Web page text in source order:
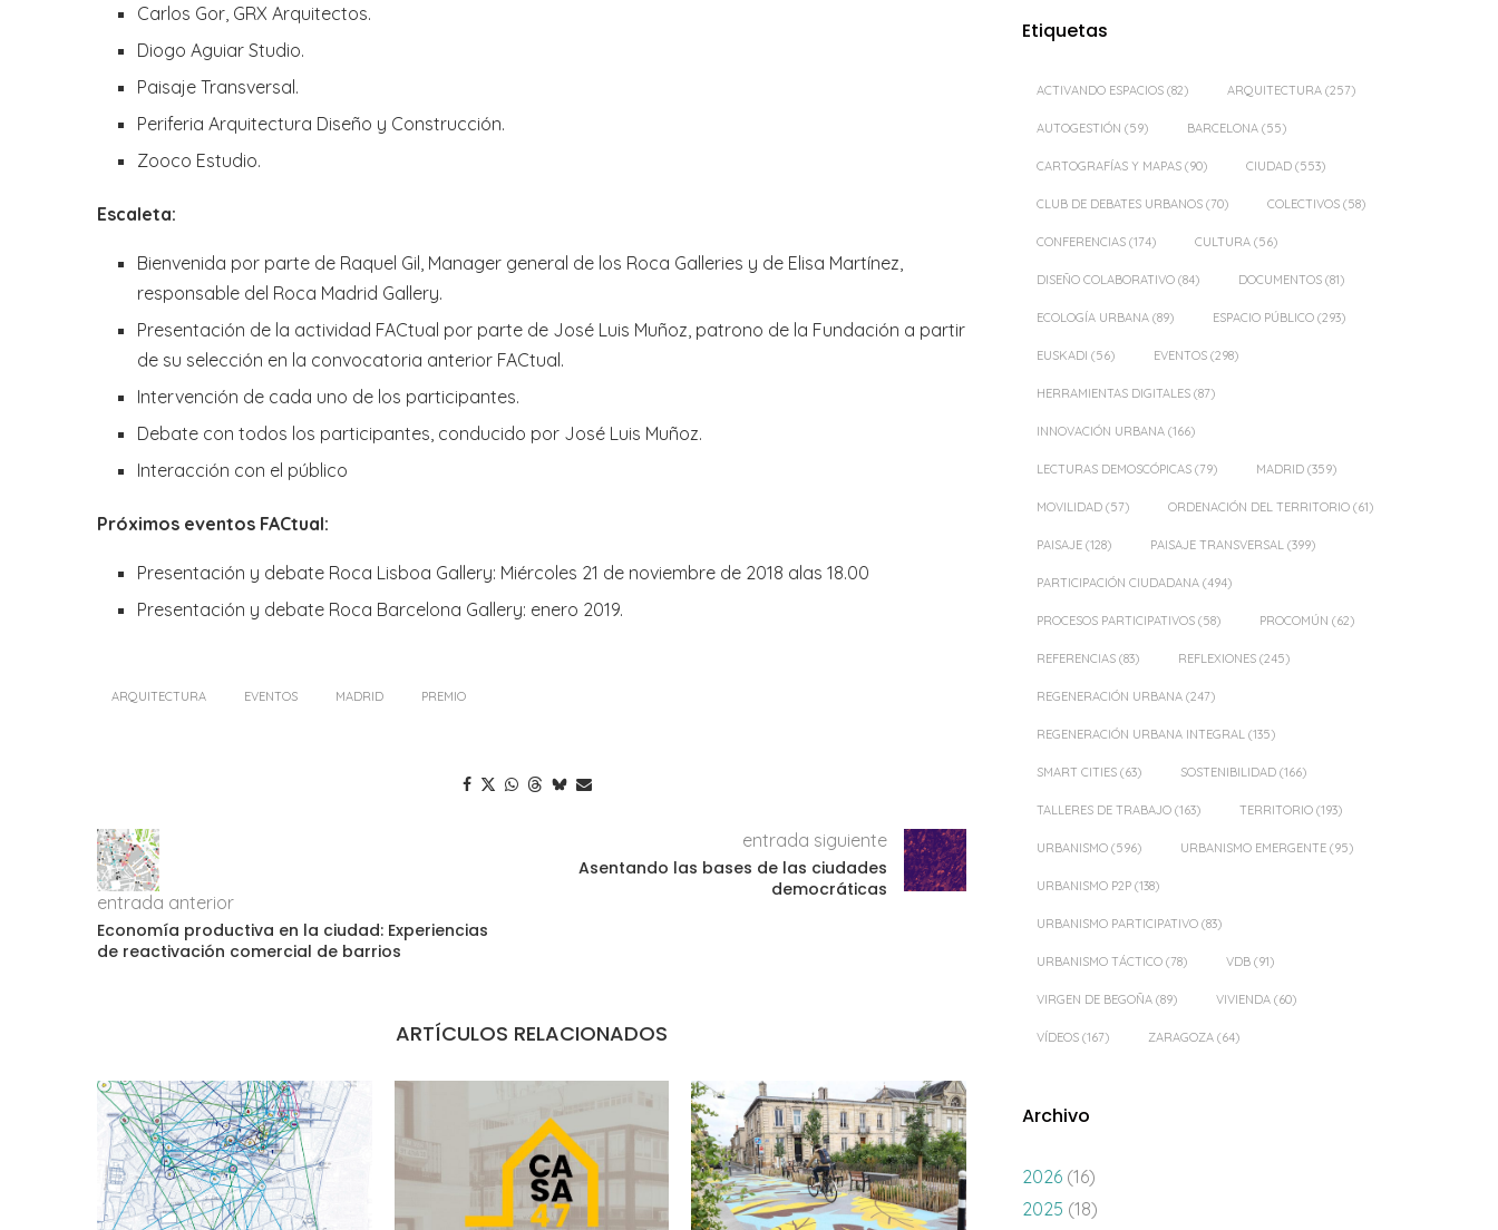
Carlos Gor, GRX Arquitectos.
Diogo Aguiar Studio.
Paisaje Transversal.
Periferia Arquitectura Diseño y Construcción.
Zooco Estudio.
Escaleta:
Bienvenida por parte de Raquel Gil, Manager general de los Roca Galleries y de Elisa Martínez,
responsable del Roca Madrid Gallery.
Presentación de la actividad FACtual por parte de José Luis Muñoz, patrono de la Fundación a partir
de su selección en la convocatoria anterior FACtual.
Intervención de cada uno de los participantes.
Debate con todos los participantes, conducido por José Luis Muñoz.
Interacción con el público
Próximos eventos FACtual:
Presentación y debate Roca Lisboa Gallery: Miércoles 21 de noviembre de 2018 alas 18.00
Presentación y debate Roca Barcelona Gallery: enero 2019.
ARQUITECTURA EVENTOS MADRID PREMIO
entrada anterior
Economía productiva en la ciudad: Experiencias
de reactivación comercial de barrios
entrada siguiente
Asentando las bases de las ciudades
democráticas
ARTÍCULOS RELACIONADOS
Etiquetas
ACTIVANDO ESPACIOS (82) ARQUITECTURA (257)
AUTOGESTIÓN (59) BARCELONA (55)
CARTOGRAFÍAS Y MAPAS (90) CIUDAD (553)
CLUB DE DEBATES URBANOS (70) COLECTIVOS (58)
CONFERENCIAS (174) CULTURA (56)
DISEÑO COLABORATIVO (84) DOCUMENTOS (81)
ECOLOGÍA URBANA (89) ESPACIO PÚBLICO (293)
EUSKADI (56) EVENTOS (298)
HERRAMIENTAS DIGITALES (87)
INNOVACIÓN URBANA (166)
LECTURAS DEMOSCÓPICAS (79) MADRID (359)
MOVILIDAD (57) ORDENACIÓN DEL TERRITORIO (61)
PAISAJE (128) PAISAJE TRANSVERSAL (399)
PARTICIPACIÓN CIUDADANA (494)
PROCESOS PARTICIPATIVOS (58) PROCOMÚN (62)
REFERENCIAS (83) REFLEXIONES (245)
REGENERACIÓN URBANA (247)
REGENERACIÓN URBANA INTEGRAL (135)
SMART CITIES (63) SOSTENIBILIDAD (166)
TALLERES DE TRABAJO (163) TERRITORIO (193)
URBANISMO (596) URBANISMO EMERGENTE (95)
URBANISMO P2P (138)
URBANISMO PARTICIPATIVO (83)
URBANISMO TÁCTICO (78) VDB (91)
VIRGEN DE BEGOÑA (89) VIVIENDA (60)
VÍDEOS (167) ZARAGOZA (64)
Archivo
2026 (16)
2025 (18)